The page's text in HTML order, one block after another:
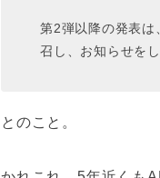
第2弾以降の発表は
召し、お知らせを
とのこと。